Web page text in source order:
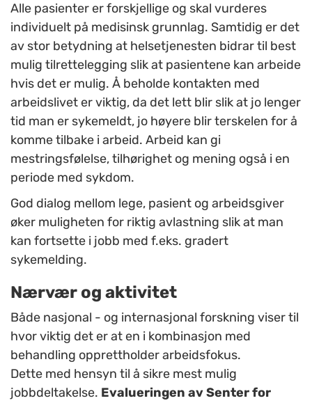
Alle pasienter er forskjellige og skal vurderes
individuelt på medisinsk grunnlag. Samtidig er det
av stor betydning at helsetjenesten bidrar til best
mulig tilrettelegging slik at pasientene kan arbeide
hvis det er mulig. Å beholde kontakten med
arbeidslivet er viktig, da det lett blir slik at jo lenger
tid man er sykemeldt, jo høyere blir terskelen for å
komme tilbake i arbeid. Arbeid kan gi
mestringsfølelse, tilhørighet og mening også i en
periode med sykdom.
God dialog mellom lege, pasient og arbeidsgiver
øker muligheten for riktig avlastning slik at man
kan fortsette i jobb med f.eks. gradert
sykemelding.
Nærvær og aktivitet
Både nasjonal - og internasjonal forskning viser til
hvor viktig det er at en i kombinasjon med
behandling opprettholder arbeidsfokus.
Dette med hensyn til å sikre mest mulig
jobbdeltakelse. Evalueringen av Senter for